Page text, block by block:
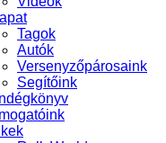
Tagok
Autók
Versenyzőpárosaink
Segítőink